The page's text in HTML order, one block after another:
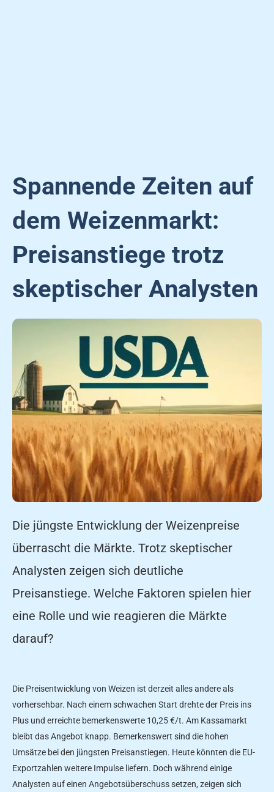
Spannende Zeiten auf
dem Weizenmarkt:
Preisanstiege trotz
skeptischer Analysten
Die jüngste Entwicklung der Weizenpreise
überrascht die Märkte. Trotz skeptischer
Analysten zeigen sich deutliche
Preisanstiege. Welche Faktoren spielen hier
eine Rolle und wie reagieren die Märkte
darauf?
Die Preisentwicklung von Weizen ist derzeit alles andere als
vorhersehbar. Nach einem schwachen Start drehte der Preis ins
Plus und erreichte bemerkenswerte 10,25 €/t. Am Kassamarkt
bleibt das Angebot knapp. Bemerkenswert sind die hohen
Umsätze bei den jüngsten Preisanstiegen. Heute könnten die EU-
Exportzahlen weitere Impulse liefern. Doch während einige
Analysten auf einen Angebotsüberschuss setzen, zeigen sich